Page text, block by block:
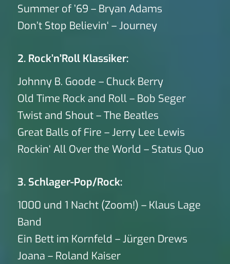
Summer of ’69 – Bryan Adams
Don’t Stop Believin‘ – Journey
2. Rock’n’Roll Klassiker:
Johnny B. Goode – Chuck Berry
Old Time Rock and Roll – Bob Seger
Twist and Shout – The Beatles
Great Balls of Fire – Jerry Lee Lewis
Rockin‘ All Over the World – Status Quo
3. Schlager-Pop/Rock:
1000 und 1 Nacht (Zoom!) – Klaus Lage
Band
Ein Bett im Kornfeld – Jürgen Drews
Joana – Roland Kaiser